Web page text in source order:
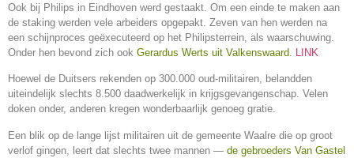
Ook bij Philips in Eindhoven werd gestaakt. Om een einde te maken aan
de staking werden vele arbeiders opgepakt. Zeven van hen werden na
een schijnproces geëxecuteerd op het Philipsterrein, als waarschuwing.
Onder hen bevond zich ook Gerardus Werts uit Valkenswaard LINK
Hoewel de Duitsers rekenden op 300.000 oud-militairen, belandden
uiteindelijk slechts 8.500 daadwerkelijk in krijgsgevangenschap. Velen
doken onder, anderen kregen wonderbaarlijk genoeg gratie.
Een blik op de lange lijst militairen uit de gemeente Waalre die op groot
verlof gingen, leert dat slechts twee mannen — de gebroeders Van Gastel